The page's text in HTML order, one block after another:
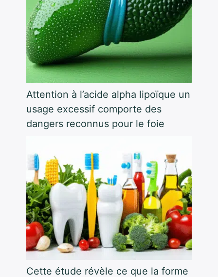
Attention à l’acide alpha lipoïque un
usage excessif comporte des
dangers reconnus pour le foie
Cette étude révèle ce que la forme